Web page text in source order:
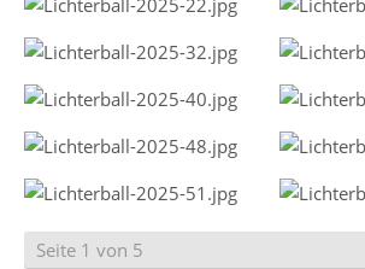
Seite 1 von 5